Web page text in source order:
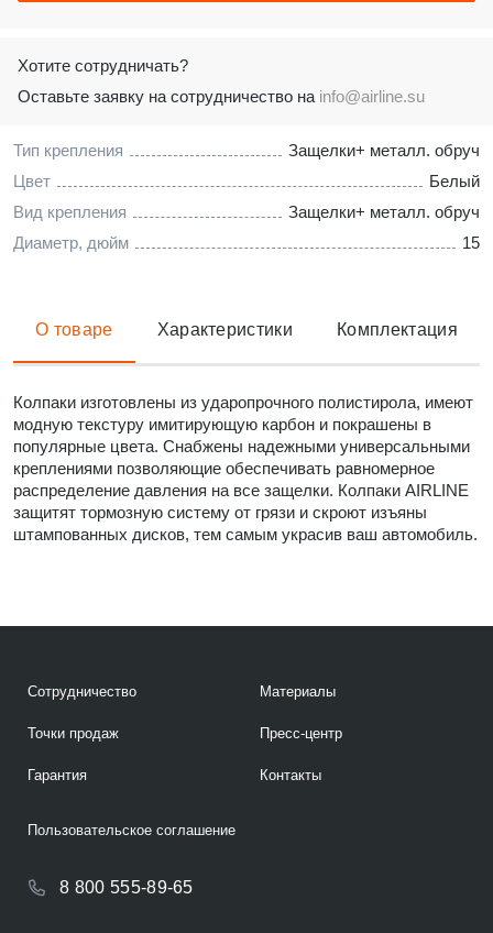
Тип крепления
Защелки+ металл. обруч
Цвет
Белый
Вид крепления
Защелки+ металл. обруч
Диаметр, дюйм
15
Хотите сотрудничать?
Оставьте заявку на сотрудничество на info@airline.su
О товаре Характеристики Комплектация
Колпаки изготовлены из ударопрочного полистирола, имеют
модную текстуру имитирующую карбон и покрашены в
популярные цвета. Снабжены надежными универсальными
креплениями позволяющие обеспечивать равномерное
распределение давления на все защелки. Колпаки AIRLINE
защитят тормозную систему от грязи и скроют изъяны
штампованных дисков, тем самым украсив ваш автомобиль.
Сотрудничество
Точки продаж
Гарантия
Материалы
Пресс-центр
Контакты
8 800 555-89-65
Пользовательское соглашение